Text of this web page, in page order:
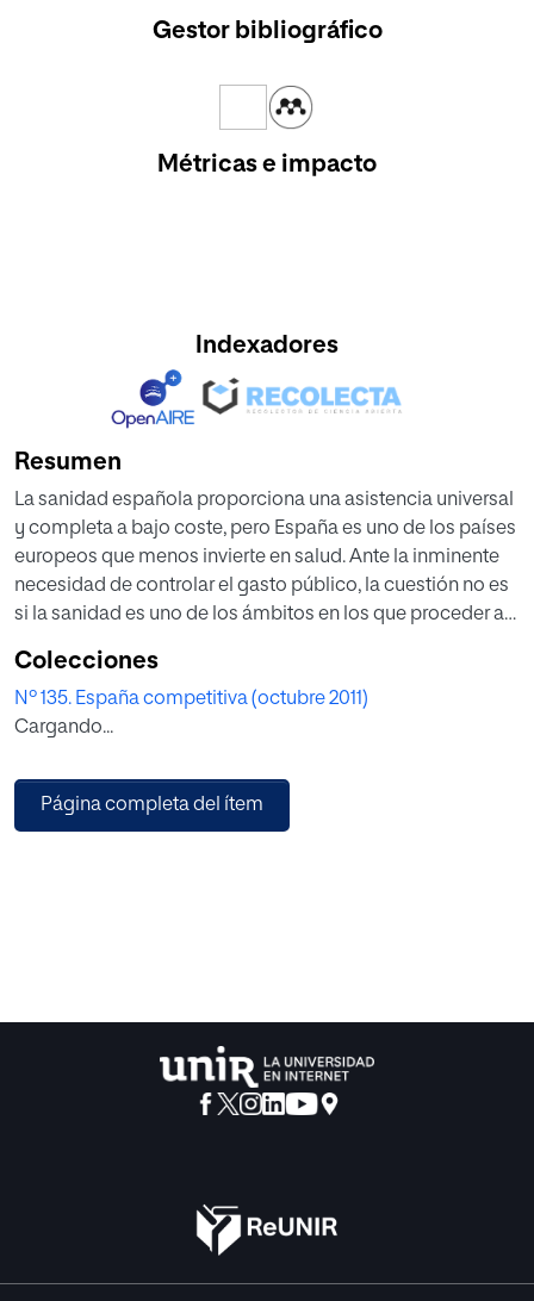
Gestor bibliográfico
Métricas e impacto
Indexadores
Resumen
La sanidad española proporciona una asistencia universal
y completa a bajo coste, pero España es uno de los países
europeos que menos invierte en salud. Ante la inminente
necesidad de controlar el gasto público, la cuestión no es
si la sanidad es uno de los ámbitos en los que proceder a
la gestión y la provisión de los servicios, de forma que se
garantice la calidad y el acceso de todo ciudadano.
Colecciones
Nº 135. España competitiva (octubre 2011)
Cargando...
Página completa del ítem